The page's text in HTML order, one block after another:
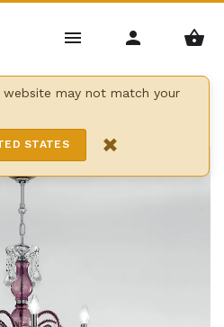
may not match your
STATES ×
Bohême /